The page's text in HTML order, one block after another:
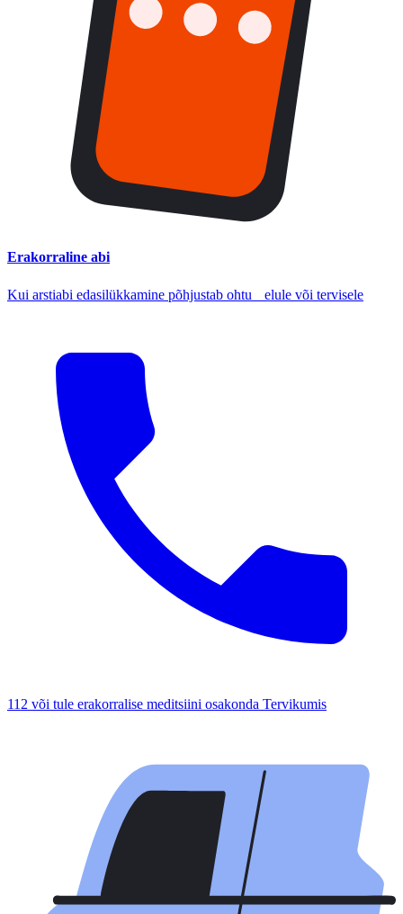
Erakorraline abi
Kui arstiabi edasilükkamine põhjustab ohtu elule või tervisele
112 või tule erakorralise meditsiini osakonda Tervikumis